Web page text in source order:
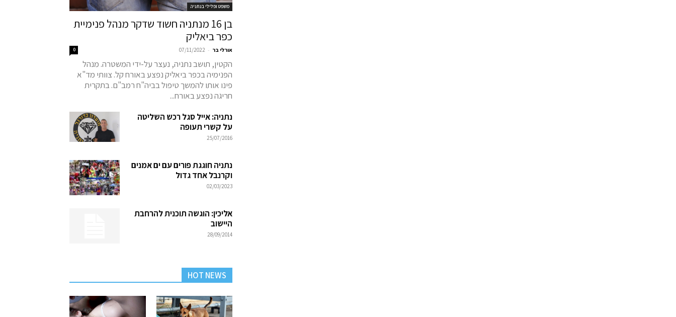
משפט ופלילי בנתניה
בן 16 מנתניה חשוד שדקר מנהל פנימיית
כפר ביאליק
אורלי בר -
07/11/2022
0
הקטין, תושב נתניה, נעצר על-ידי המשטרה. מנהל
הפנימיה בכפר ביאליק נפצע באורח קל. צוותי מד"א
פינו אותו להמשך טיפול בביה"ח רמב"ם. בתקרית
חריגה נפצע באורח...
נתניה: אייל סגל רכש השליטה
על קשרי תעופה
25/07/2016
נתניה חוגגת פורים עם ים אמנים
וקרנבל אחד גדול
02/03/2023
אליכין: הוגשה תוכנית להרחבת
היישוב
28/09/2014
HOT NEWS